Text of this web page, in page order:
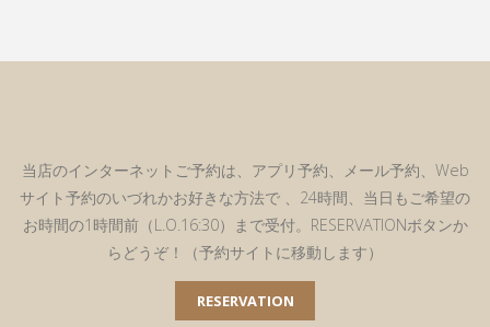
当店のインターネットご予約は、アプリ予約、メール予約、Web
サイト予約のいづれかお好きな方法で 、24時間、当日もご希望の
お時間の1時間前（L.O.16:30）まで受付。RESERVATIONボタンか
らどうぞ！（予約サイトに移動します）
RESERVATION